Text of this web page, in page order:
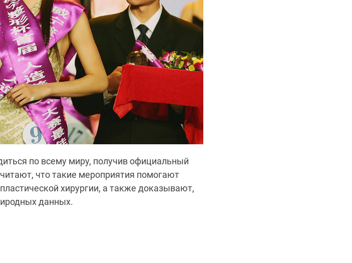
по всему миру, получив официальный
что такие мероприятия помогают
хирургии, а также доказывают,
данных.